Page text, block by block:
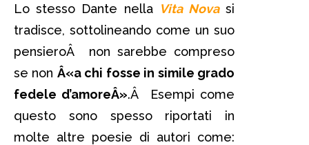
Lo stesso Dante nella Vita Novasi
tradisce, sottolineando come un suo
pensieroÂ non sarebbe compreso
se non Â«a chi fosse in simile grado
fedele d’amoreÂ».Â Esempi come
questo sono spesso riportati in
molte altre poesie di autori come: